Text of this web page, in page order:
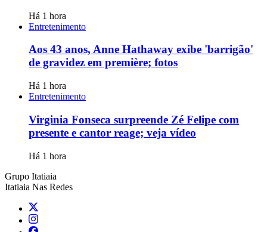
Há 1 hora
Entretenimento
Aos 43 anos, Anne Hathaway exibe 'barrigão'
de gravidez em première; fotos
Há 1 hora
Entretenimento
Virginia Fonseca surpreende Zé Felipe com
presente e cantor reage; veja vídeo
Há 1 hora
Grupo Itatiaia
Itatiaia Nas Redes